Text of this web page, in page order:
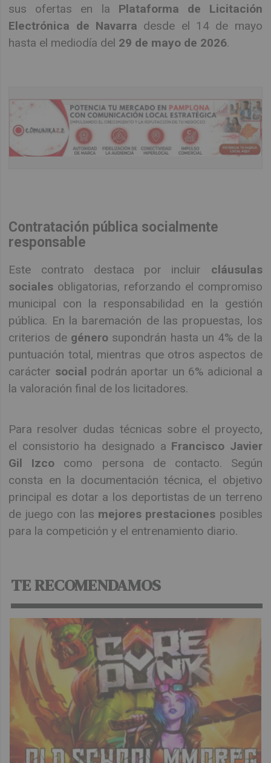
sus ofertas en la Plataforma de Licitación
Electrónica de Navarra desde el 14 de mayo
hasta el mediodía del 29 de mayo de 2026.
Contratación pública socialmente
responsable
Este contrato destaca por incluir cláusulas
sociales obligatorias, reforzando el compromiso
municipal con la responsabilidad en la gestión
pública. En la baremación de las propuestas, los
criterios de génerosupondrán hasta un 4% de la
puntuación total, mientras que otros aspectos de
carácter social podrán aportar un 6% adicional a
la valoración final de los licitadores.
Para resolver dudas técnicas sobre el proyecto,
el consistorio ha designado a Francisco Javier
Gil Izco como persona de contacto. Según
consta en la documentación técnica, el objetivo
principal es dotar a los deportistas de un terreno
de juego con las mejores prestaciones posibles
para la competición y el entrenamiento diario.
TE RECOMENDAMOS